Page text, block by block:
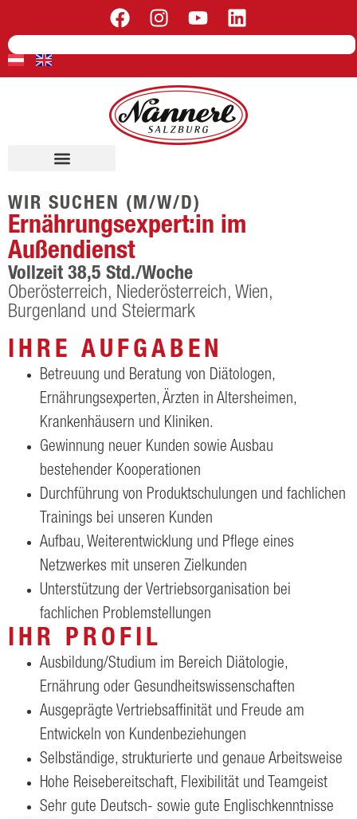
WIR SUCHEN (M/W/D)
Ernährungsexpert:in im
Außendienst
Vollzeit 38,5 Std./Woche
Oberösterreich, Niederösterreich, Wien,
Burgenland und Steiermark
IHRE AUFGABEN
Betreuung und Beratung von Diätologen,
Ernährungsexperten, Ärzten in Altersheimen,
Krankenhäusern und Kliniken.
Gewinnung neuer Kunden sowie Ausbau
bestehender Kooperationen
Durchführung von Produktschulungen und fachlichen
Trainings bei unseren Kunden
Aufbau, Weiterentwicklung und Pflege eines
Netzwerkes mit unseren Zielkunden
Unterstützung der Vertriebsorganisation bei
fachlichen Problemstellungen
IHR PROFIL
Ausbildung/Studium im Bereich Diätologie,
Ernährung oder Gesundheitswissenschaften
Ausgeprägte Vertriebsaffinität und Freude am
Entwickeln von Kundenbeziehungen
Selbständige, strukturierte und genaue Arbeitsweise
Hohe Reisebereitschaft, Flexibilität und Teamgeist
Sehr gute Deutsch- sowie gute Englischkenntnisse